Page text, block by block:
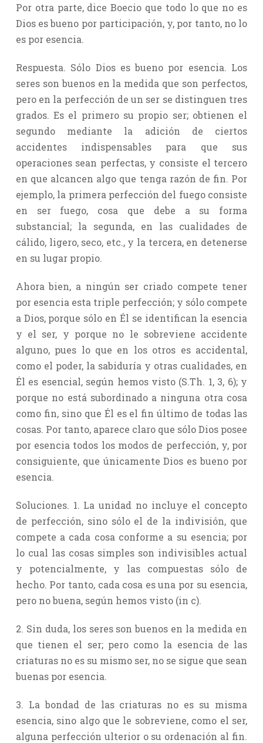
Por otra parte, dice Boecio que todo lo que no es
Dios es bueno por participación, y, por tanto, no lo
es por esencia.
Respuesta. Sólo Dios es bueno por esencia. Los
seres son buenos en la medida que son perfectos,
pero en la perfección de un ser se distinguen tres
grados. Es el primero su propio ser; obtienen el
segundo mediante la adición de ciertos
accidentes indispensables para que sus
operaciones sean perfectas, y consiste el tercero
en que alcancen algo que tenga razón de fin. Por
ejemplo, la primera perfección del fuego consiste
en ser fuego, cosa que debe a su forma
substancial; la segunda, en las cualidades de
cálido, ligero, seco, etc., y la tercera, en detenerse
en su lugar propio.
Ahora bien, a ningún ser criado compete tener
por esencia esta triple perfección; y sólo compete
a Dios, porque sólo en Él se identifican la esencia
y el ser, y porque no le sobreviene accidente
alguno, pues lo que en los otros es accidental,
como el poder, la sabiduría y otras cualidades, en
Él es esencial, según hemos visto (S.Th. 1, 3, 6); y
porque no está subordinado a ninguna otra cosa
como fin, sino que Él es el fin último de todas las
cosas. Por tanto, aparece claro que sólo Dios posee
por esencia todos los modos de perfección, y, por
consiguiente, que únicamente Dios es bueno por
esencia.
Soluciones. 1. La unidad no incluye el concepto
de perfección, sino sólo el de la indivisión, que
compete a cada cosa conforme a su esencia; por
lo cual las cosas simples son indivisibles actual
y potencialmente, y las compuestas sólo de
hecho. Por tanto, cada cosa es una por su esencia,
pero no buena, según hemos visto (in c).
2. Sin duda, los seres son buenos en la medida en
que tienen el ser; pero como la esencia de las
criaturas no es su mismo ser, no se sigue que sean
buenas por esencia.
3. La bondad de las criaturas no es su misma
esencia, sino algo que le sobreviene, como el ser,
alguna perfección ulterior o su ordenación al fin.